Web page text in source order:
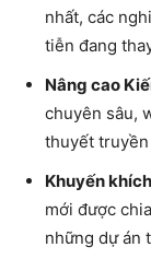
nhất, các
tiễn đang
Nâng cao
chuyên sâu,
thuyết truyền
Khuyến
mới được
những dự án